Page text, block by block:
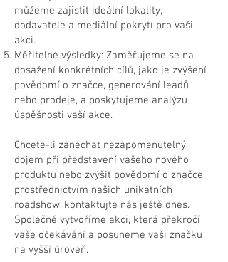
můžeme zajistit ideální lokality,
dodavatele a mediální pokrytí pro vaši
akci.
Měřitelné výsledky: Zaměřujeme se na
dosažení konkrétních cílů, jako je zvýšení
povědomí o značce, generování leadů
nebo prodeje, a poskytujeme analýzu
úspěšnosti vaší akce.
Chcete-li zanechat nezapomenutelný
dojem při představení vašeho nového
produktu nebo zvýšit povědomí o značce
prostřednictvím našich unikátních
roadshow, kontaktujte nás ještě dnes.
Společně vytvoříme akci, která překročí
vaše očekávání a posuneme vaši značku
na vyšší úroveň.